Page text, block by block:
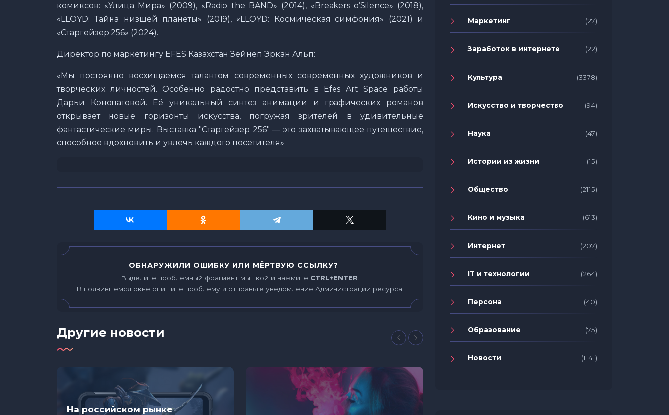
комиксов: «Улица Мира» (2009), «Radio the BAND» (2014), «Breakers o’Silence» (2018),
«LLOYD: Тайна низшей планеты» (2019), «LLOYD: Космическая симфония» (2021) и
«Старгейзер 256» (2024).
Директор по маркетингу EFES Казахстан Зейнеп Эркан Альп:
«Мы постоянно восхищаемся талантом современных современных художников и
творческих личностей. Особенно радостно представить в Efes Art Space работы
Дарьи Конопатовой. Её уникальный синтез анимации и графических романов
открывает новые горизонты искусства, погружая зрителей в удивительные
фантастические миры. Выставка "Старгейзер 256" — это захватывающее путешествие,
способное вдохновить и увлечь каждого посетителя»
ОБНАРУЖИЛИ ОШИБКУ ИЛИ МЁРТВУЮ ССЫЛКУ?
Выделите проблемный фрагмент мышкой и нажмите CTRL+ENTER
В появившемся окне опишите проблему и отправьте уведомление Администрации ресурса.
Другие новости
На российском рынке
Маркетинг (27)
Заработок в интернете (22)
Культура (3378)
Искусство и творчество (94)
Наука (47)
Истории из жизни (15)
Общество (2115)
Кино и музыка (613)
Интернет (207)
IT и технологии (264)
Персона (40)
Образование (75)
Новости (1141)